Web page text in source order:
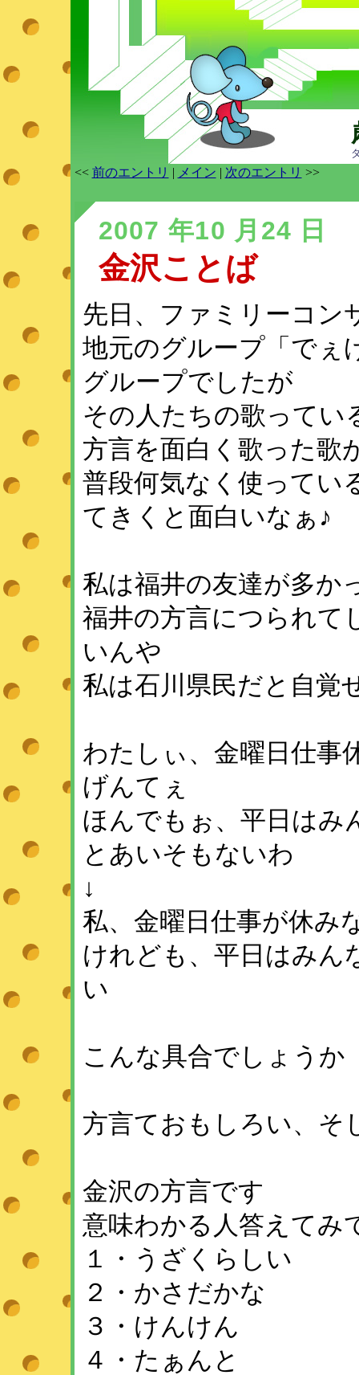
<< 前のエントリ | メイン | 次のエントリ >>
2007 年10 月24 日
金沢ことば
先日、ファミリーコン
地元のグループ「でぇ
グループでしたが
その人たちの歌ってい
方言を面白く歌った歌
普段何気なく使ってい
てきくと面白いなぁ♪
私は福井の友達が多か
福井の方言につられて
いんや
私は石川県民だと自覚
わたしぃ、金曜日仕事
げんてぇ
ほんでもぉ、平日は
とあいそもないわ
↓
私、金曜日仕事が休み
けれども、平日はみん
い
こんな具合でしょうか
方言ておもしろい、そ
金沢の方言です
意味わかる人答えてみ
１・うざくらしい
２・かさだかな
３・けんけん
４・たぁんと